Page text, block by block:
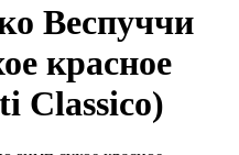
Веспуччи
красное
Classico)